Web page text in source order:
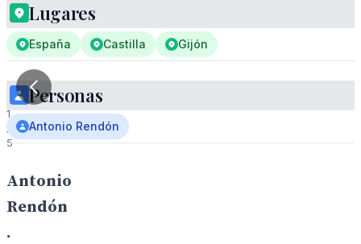
1
/
5
Antonio
Rendón
.
Lugares
España Castilla Gijón
Personas
Antonio Rendón